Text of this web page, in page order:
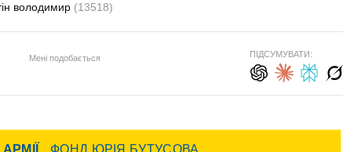
володимир (13518)
Мені подобається ПІДСУМУВАТИ: